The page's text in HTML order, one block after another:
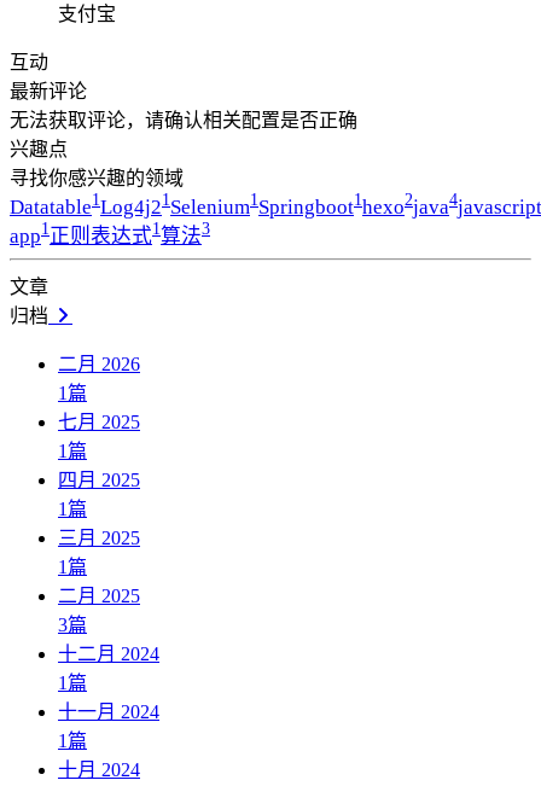
支付宝
互动
最新评论
无法获取评论，请确认相关配置是否正确
兴趣点
寻找你感兴趣的领域
Datatable1Log4j21Selenium1Springboot1hexo2java4javascript
app1正则表达式1算法3
文章
归档
二月 2026
1篇
七月 2025
1篇
四月 2025
1篇
三月 2025
1篇
二月 2025
3篇
十二月 2024
1篇
十一月 2024
1篇
十月 2024